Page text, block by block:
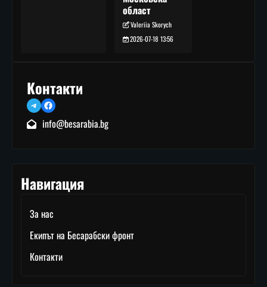
област
Valeriia Skorych
2026-07-18 13:56
Контакти
TelegramFacebook
info@besarabia.bg
Навигация
За нас
Екипът на Бесарабски фронт
Контакти